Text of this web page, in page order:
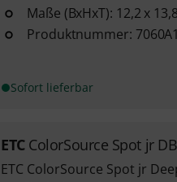
Maße (BxHxT): 12,2 x
Produktnummer:
Sofort lieferbar
ETC ColorSource Spot jr
ETC ColorSource Spot jr